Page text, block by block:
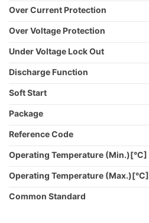
Over Current Protection
Over Voltage Protection
Under Voltage Lock Out
Discharge Function
Soft Start
Package
Reference Code
Operating Temperature (Min.)[°C]
Operating Temperature (Max.)[°C]
Common Standard